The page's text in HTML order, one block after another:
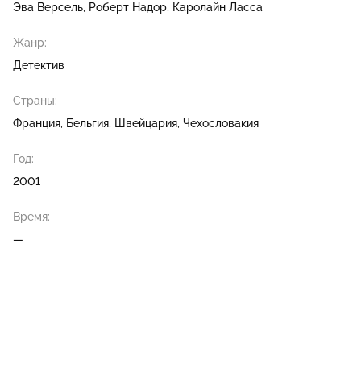
Эва Версель Роберт Надор Каролайн Ласса
Жанр:
Детектив
Страны:
Франция, Бельгия, Швейцария, Чехословакия
Год:
2001
Время:
—